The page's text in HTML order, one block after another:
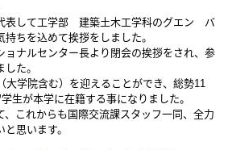
表して工学部 建築土木工学科のグエン バ
ちを込めて挨拶をしました。
ョナルセンター長より閉会の挨拶をされ、参
た。
大学院含む）を迎えることができ、総勢11
生が本学に在籍する事になりました。
、これからも国際交流課スタッフ一同、全力
思います。